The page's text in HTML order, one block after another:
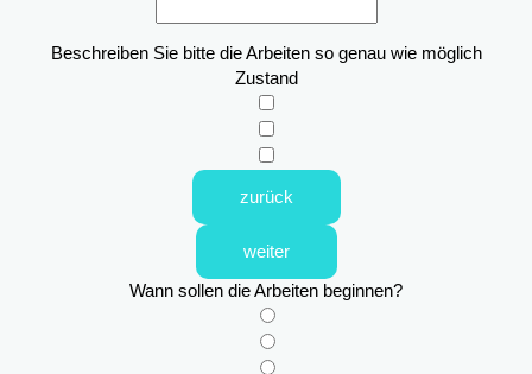
Beschreiben Sie bitte die Arbeiten so genau wie möglich
Zustand
zurück
weiter
Wann sollen die Arbeiten beginnen?